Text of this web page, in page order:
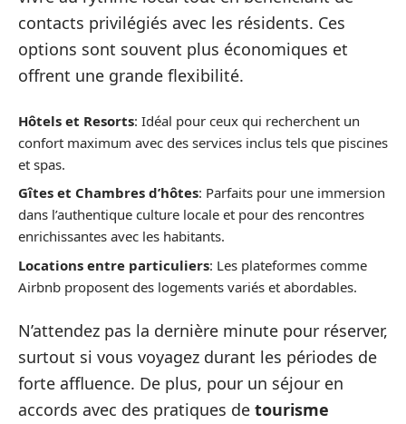
contacts privilégiés avec les résidents. Ces
options sont souvent plus économiques et
offrent une grande flexibilité.
Hôtels et Resorts: Idéal pour ceux qui recherchent un
confort maximum avec des services inclus tels que piscines
et spas.
Gîtes et Chambres d’hôtes: Parfaits pour une immersion
dans l’authentique culture locale et pour des rencontres
enrichissantes avec les habitants.
Locations entre particuliers: Les plateformes comme
Airbnb proposent des logements variés et abordables.
N’attendez pas la dernière minute pour réserver,
surtout si vous voyagez durant les périodes de
forte affluence. De plus, pour un séjour en
accords avec des pratiques de tourisme